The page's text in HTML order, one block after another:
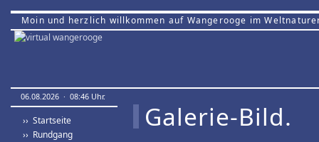
Moin und herzlich willkommen auf Wangerooge im
06.08.2026 · 08:46 Uhr.
›› Startseite
›› Rundgang
Galerie-Bild.